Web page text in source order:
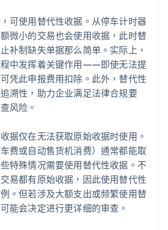
可使用替代性收据。从停车计时器
微小的交易也会使用收据，此时替
补制缺失单据那么简单。实际上，
中发挥着关键作用——即使无法提
凭此申报费用扣除。此外，替代性
溯性，助力企业满足法律合规要
风险。
据仅在无法获取原始收据时使用。
费或自动售货机消费）通常都能取
特殊情况需要使用替代性收据。不
易都有原始收据，因此使用替代性
。但若涉及大额支出或频繁使用替
能会决定进行更详细的审查。